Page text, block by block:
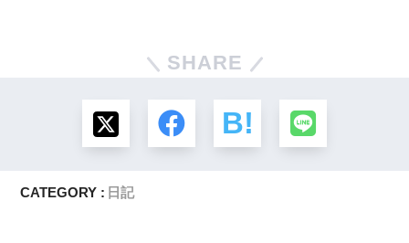
SHARE
CATEGORY : 日記